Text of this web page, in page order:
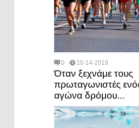
0 10-14-2019
Όταν ξεχνάμε τους
πρωταγωνιστές
αγώνα δρόμου...